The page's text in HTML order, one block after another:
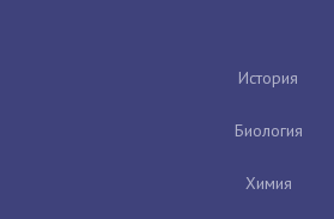
История
Биология
Химия